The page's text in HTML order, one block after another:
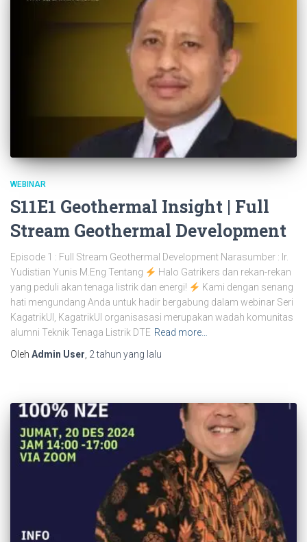
WEBINAR
S11E1 Geothermal Insight | Full
Stream Geothermal Development
Episode 1 : Full Stream Geothermal Development Narasumber : Ir.
Yudistian Yunis M.Eng Tentang
Halo Gatrikers dan rekan-rekan
yang peduli akan tenaga listrik dan energi!
Kami dengan senang
hati mengundang Anda untuk hadir bergabung dalam webinar Seri
KagatrikUI, KagatrikUI organisasasi merupakan wadah komunitas
alumni Teknik Tenaga Listrik DTE Read more…
Oleh Admin User, 2 tahun yang lalu